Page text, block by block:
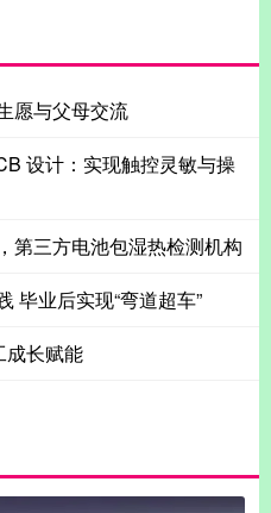
愿与父母交流
设计：实现触控灵敏与操
第三方电池包湿热检测机构
毕业后实现“弯道超车”
成长赋能